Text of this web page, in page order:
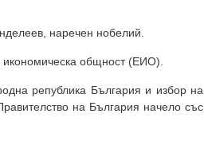
наречен нобелий.
икономическа общност (ЕИО).
република България и избор на
на България начело със